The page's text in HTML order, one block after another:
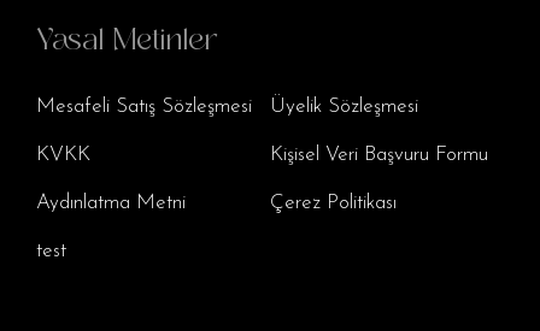
Yasal Metinler
Mesafeli Satış Sözleşmesi Üyelik Sözleşmesi
KVKK Kişisel Veri Başvuru Formu
Aydınlatma Metni Çerez Politikası
test